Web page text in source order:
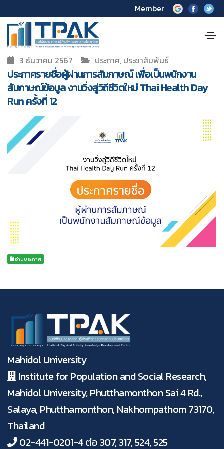
Member
3 ธันวาคม 2567 ประกาศ, ประชาสัมพันธ์
ประกาศรายชื่อผู้ผ่านการสัมภาษณ์ เพื่อเป็นพนักงาน
สัมภาษณ์ข้อมูล งานวิ่งสู่วิถีชีวิตใหม่ Thai Health Day
Run ครั้งที่ 12
อ่านประกาศ
Mahidol University
Institute for Population and Social Research,
Mahidol University, Phutthamonthon Sai 4 Rd.,
Salaya, Phutthamonthon, Nakhornpathom 73170,
Thailand
02-441-0201-4 ต่อ 307, 317, 524, 525